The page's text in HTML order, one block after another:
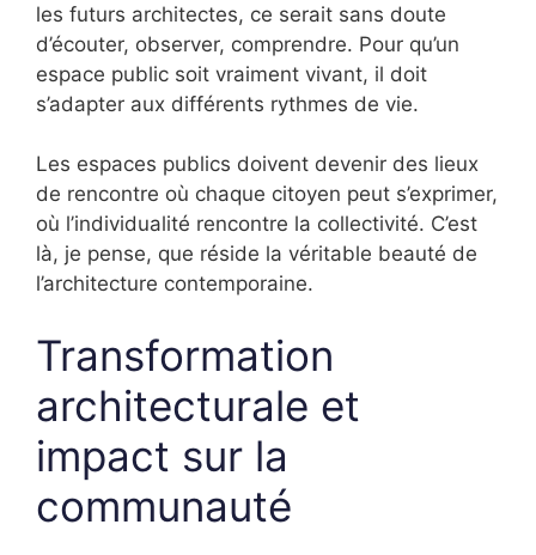
les futurs architectes, ce serait sans doute
d’écouter, observer, comprendre. Pour qu’un
espace public soit vraiment vivant, il doit
s’adapter aux différents rythmes de vie.
Les espaces publics doivent devenir des lieux
de rencontre où chaque citoyen peut s’exprimer,
où l’individualité rencontre la collectivité. C’est
là, je pense, que réside la véritable beauté de
l’architecture contemporaine.
Transformation
architecturale et
impact sur la
communauté